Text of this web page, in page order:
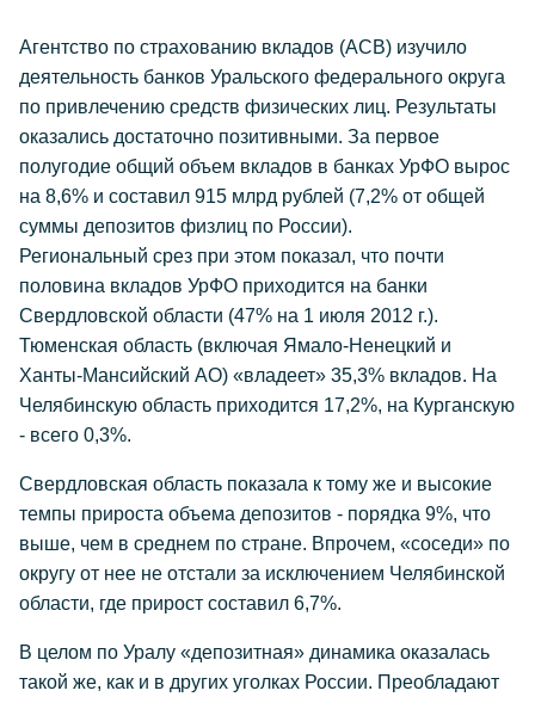
Агентство по страхованию вкладов (АСВ) изучило
деятельность банков Уральского федерального округа
по привлечению средств физических лиц. Результаты
оказались достаточно позитивными. За первое
полугодие общий объем вкладов в банках УрФО вырос
на 8,6% и составил 915 млрд рублей (7,2% от общей
суммы депозитов физлиц по России).
Региональный срез при этом показал, что почти
половина вкладов УрФО приходится на банки
Свердловской области (47% на 1 июля 2012 г.).
Тюменская область (включая Ямало-Ненецкий и
Ханты-Мансийский АО) «владеет» 35,3% вкладов. На
Челябинскую область приходится 17,2%, на Курганскую
- всего 0,3%.
Свердловская область показала к тому же и высокие
темпы прироста объема депозитов - порядка 9%, что
выше, чем в среднем по стране. Впрочем, «соседи» по
округу от нее не отстали за исключением Челябинской
области, где прирост составил 6,7%.
В целом по Уралу «депозитная» динамика оказалась
такой же, как и в других уголках России. Преобладают